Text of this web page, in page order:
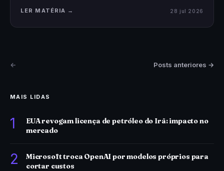
LER MATÉRIA → 28 jul 2026
← Posts anteriores →
MAIS LIDAS
1
EUA revogam licença de petróleo do Irã: impacto no
mercado
2
Microsoft troca OpenAI por modelos próprios para
cortar custos